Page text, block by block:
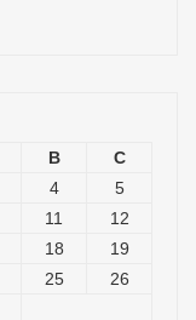
B
C
4
5
11
12
18
19
25
26